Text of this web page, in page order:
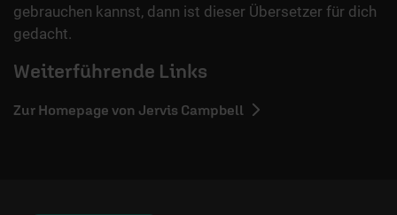
gebrauchen kannst, dann ist dieser Übersetzer für dich
gedacht.
Weiterführende Links
Zur Homepage von Jervis Campbell